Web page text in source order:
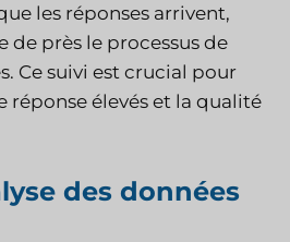
les réponses arrivent,
de près le processus de
Ce suivi est crucial pour
réponse élevés et la qualité
des données